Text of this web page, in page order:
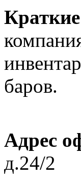
баров.
Адрес
д.24/2